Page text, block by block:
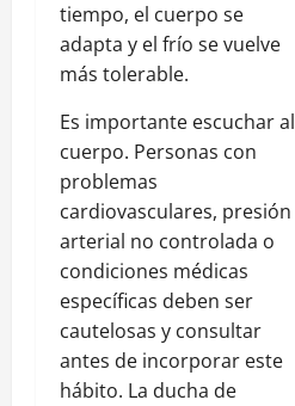
tiempo, el cuerpo se
adapta y el frío se vuelve
más tolerable.
Es importante escuchar al
cuerpo. Personas con
problemas
cardiovasculares, presión
arterial no controlada o
condiciones médicas
específicas deben ser
cautelosas y consultar
antes de incorporar este
hábito. La ducha de